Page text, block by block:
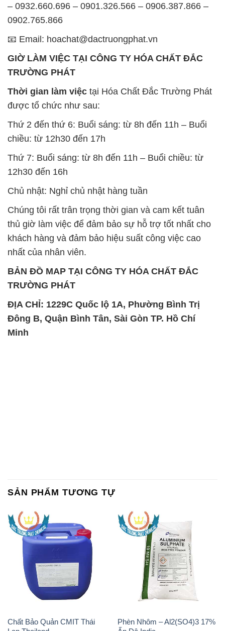
– 0932.660.696 – 0901.326.566 – 0906.387.866 –
0902.765.866
📧 Email: hoachat@dactruongphat.vn
GIỜ LÀM VIỆC TẠI CÔNG TY HÓA CHẤT ĐẮC
TRƯỜNG PHÁT
Thời gian làm việc tại Hóa Chất Đắc Trường Phát
được tổ chức như sau:
Thứ 2 đến thứ 6: Buổi sáng: từ 8h đến 11h – Buổi
chiều: từ 12h30 đến 17h
Thứ 7: Buổi sáng: từ 8h đến 11h – Buổi chiều: từ
12h30 đến 16h
Chủ nhật: Nghỉ chủ nhật hàng tuần
Chúng tôi rất trân trọng thời gian và cam kết tuân
thủ giờ làm việc để đảm bảo sự hỗ trợ tốt nhất cho
khách hàng và đảm bảo hiệu suất công việc cao
nhất của nhân viên.
BẢN ĐỒ MAP TẠI CÔNG TY HÓA CHẤT ĐẮC
TRƯỜNG PHÁT
ĐỊA CHỈ: 1229C Quốc lộ 1A, Phường Bình Trị
Đông B, Quận Bình Tân, Sài Gòn TP. Hồ Chí
Minh
SẢN PHẨM TƯƠNG TỰ
Chất Bảo Quản CMIT Thái
Phèn Nhôm – Al2(SO4)3 17%